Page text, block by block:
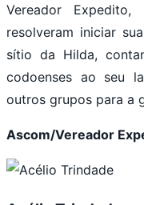
Vereador
resolveram iniciar
sítio da Hilda,
codoenses ao seu
outros grupos para a
Ascom/Vereador